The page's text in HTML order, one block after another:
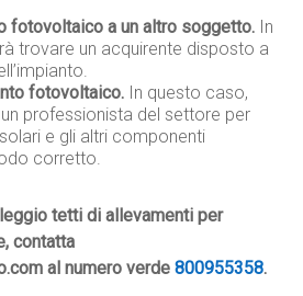
fotovoltaico a un altro soggetto. In
trovare un acquirente disposto a
fotovoltaico. In questo caso,
professionista del settore per
e gli altri componenti
corretto.
tetti di allevamenti per
contatta
al numero verde800955358.